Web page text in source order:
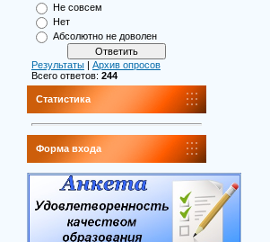
Не совсем
Нет
Абсолютно не доволен
Результаты
Архив опросов
Всего ответов: 244
Статистика
Форма входа